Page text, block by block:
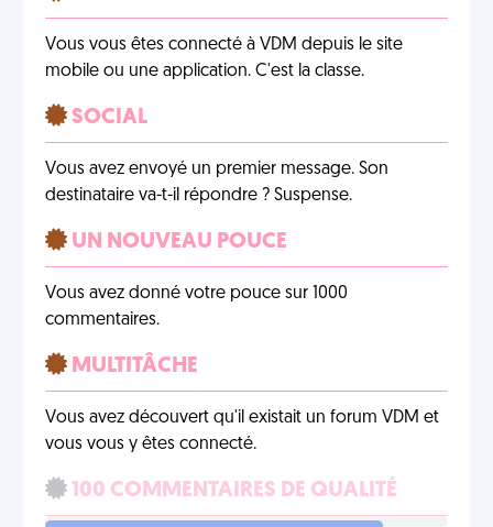
Vous vous êtes connecté à VDM depuis le site
mobile ou une application. C'est la classe.
SOCIAL
Vous avez envoyé un premier message. Son
destinataire va-t-il répondre ? Suspense.
UN NOUVEAU POUCE
Vous avez donné votre pouce sur 1000
commentaires.
MULTITÂCHE
Vous avez découvert qu'il existait un forum VDM et
vous vous y êtes connecté.
100 COMMENTAIRES DE QUALITÉ